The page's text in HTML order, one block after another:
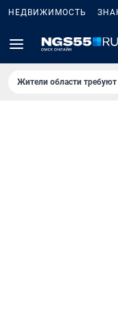
НЕДВИЖИМОСТЬ
Жители области